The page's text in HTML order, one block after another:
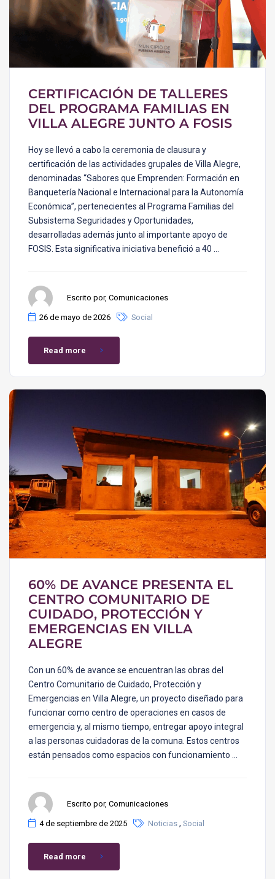
CERTIFICACIÓN DE TALLERES
DEL PROGRAMA FAMILIAS EN
VILLA ALEGRE JUNTO A FOSIS
Hoy se llevó a cabo la ceremonia de clausura y
certificación de las actividades grupales de Villa Alegre,
denominadas “Sabores que Emprenden: Formación en
Banquetería Nacional e Internacional para la Autonomía
Económica”, pertenecientes al Programa Familias del
Subsistema Seguridades y Oportunidades,
desarrolladas además junto al importante apoyo de
FOSIS. Esta significativa iniciativa benefició a 40 …
Escrito por, Comunicaciones
26 de mayo de 2026 Social
Read more
60% DE AVANCE PRESENTA EL
CENTRO COMUNITARIO DE
CUIDADO, PROTECCIÓN Y
EMERGENCIAS EN VILLA
ALEGRE
Con un 60% de avance se encuentran las obras del
Centro Comunitario de Cuidado, Protección y
Emergencias en Villa Alegre, un proyecto diseñado para
funcionar como centro de operaciones en casos de
emergencia y, al mismo tiempo, entregar apoyo integral
a las personas cuidadoras de la comuna. Estos centros
están pensados como espacios con funcionamiento …
Escrito por, Comunicaciones
4 de septiembre de 2025 Noticias , Social
Read more